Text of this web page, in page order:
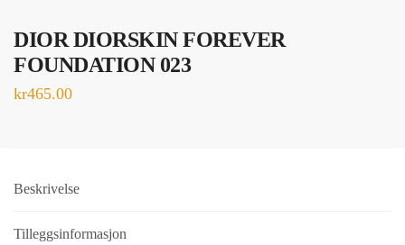
DIOR DIORSKIN FOREVER
FOUNDATION 023
kr465.00
Beskrivelse
Tilleggsinformasjon